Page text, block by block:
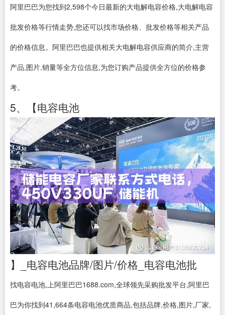
阿里巴巴为您找到2,598个今日最新的大电解电容价格,大电解电容
批发价格等行情走势,您还可以找市场价格、批发价格等相关产品
的价格信息。阿里巴巴也提供相关大电解电容供应商的简介,主营
产品,图片,销量等全方位信息,为您订购产品提供全方位的价格参
考。
5、【电容电池
】_电容电池品牌/图片/价格_电容电池批
找电容电池,上阿里巴巴1688.com,全球领先采购批发平台,阿里巴
巴为你找到41,664条电容电池优质商品,包括品牌,价格,图片,厂家,